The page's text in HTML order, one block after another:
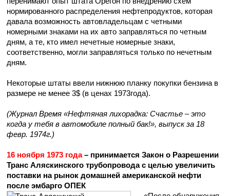
нормированного распределения нефтепродуктов, которая
давала возможность автовладельцам с четными
номерными знаками на их авто заправляться по четным
дням, а те, кто имел нечетные номерные знаки,
соответственно, могли заправляться только по нечетным
дням.
Некоторые штаты ввели нижнюю планку покупки бензина в
размере не менее 3$ (в ценах 1973года).
(Журнал Время «Нефтяная лихорадка: Счастье – это
когда у тебя в автомобиле полный бак!», выпуск за 18
февр. 1974г.)
16 ноября 1973 года– принимается Закон о Разрешении
Транс Аляскинского трубопровода с целью увеличить
поставки на рынок домашней американской нефти
после эмбарго ОПЕК